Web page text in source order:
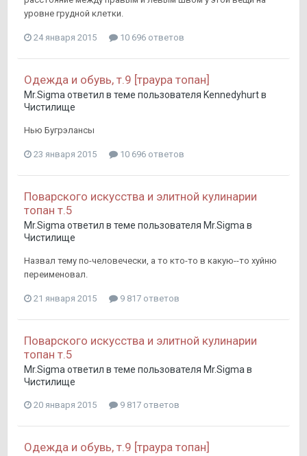
уровне грудной клетки.
24 января 2015 10 696 ответов
Одежда и обувь, т.9 [траура топан]
Mr.Sigma ответил в теме пользователя Kennedyhurtв
Чистилище
Нью Бугрэлансы
23 января 2015 10 696 ответов
Поварского искусства и элитной кулинарии
топан т.5
Mr.Sigma ответил в теме пользователя Mr.Sigma в
Чистилище
Назвал тему по-человечески, а то кто-то в какую--то хуйню
переименовал.
21 января 2015 9 817 ответов
Поварского искусства и элитной кулинарии
топан т.5
Mr.Sigma ответил в теме пользователя Mr.Sigma в
Чистилище
20 января 2015 9 817 ответов
Одежда и обувь, т.9 [траура топан]